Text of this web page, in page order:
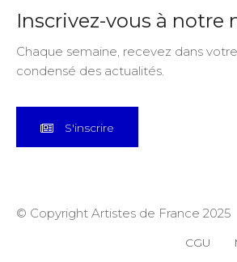
Inscrivez-vous à notre
Chaque semaine, recevez dans
condensé des actualités.
S'inscrire
© Copyright Artistes de France 2025
CGU